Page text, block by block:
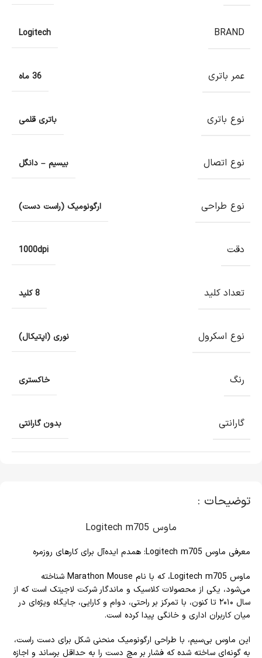
توضیحات :
ماوس Logitech m705
معرفی ماوس Logitech m705: همدم ایده‌آل برای کارهای روزمره
ماوس Logitech m705، که با نام Marathon Mouse شناخته
می‌شود، یکی از محصولات کلاسیک و ماندگار شرکت لاجیتک است که از
سال ۲۰۱۰ تا کنون، با تمرکز بر راحتی، دوام و کارایی، جایگاه ویژه‌ای در
میان کاربران اداری و خانگی پیدا کرده است.
این ماوس بی‌سیم، با طراحی ارگونومیک منحنی‌ شکل برای دست راست،
به گونه‌ای ساخته شده که فشار بر مچ دست را به حداقل برساند و اجازه
BRAND
Logitech
عمر باتری 36 ماه
نوع باتری باتری قلمی
نوع اتصال بیسیم – دانگل
نوع طراحی ارگونومیک (راست دست)
دقت 1000dpi
تعداد کلید 8 کلید
نوع اسکرول نوری (اپتیکال)
رنگ خاکستری
گارانتی بدون گارانتی